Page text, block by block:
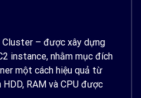
Cluster – được xây dựng
instance, nhằm mục đích
một cách hiệu quả từ
RAM và CPU được